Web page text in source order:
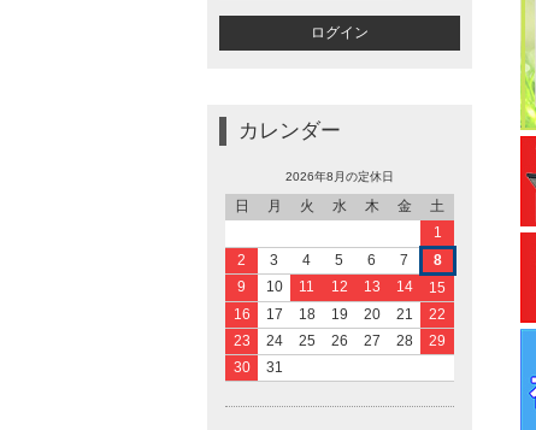
カレンダー
2026年8月の定休日
日 月 火 水 木 金
土
1
2
3 4 5 6 7
8
9
10 11 12 13 14
15
16
17 18 19 20 21
22
23
24 25 26 27 28
29
30
31